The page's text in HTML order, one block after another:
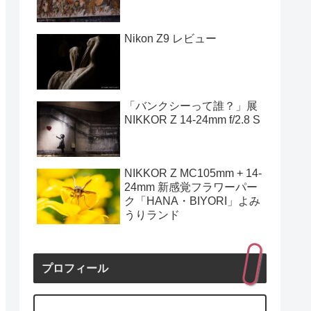
Nikon Z9 レビュー
「バンクシーって誰？」展
NIKKOR Z 14-24mm f/2.8 S
NIKKOR Z MC105mm + 14-
24mm 新感覚フラワーパー
ク「HANA・BIYORI」よみ
うりランド
プロフィール